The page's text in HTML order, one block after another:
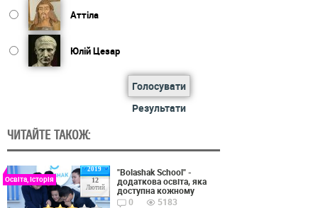
Аттіла
Юлій Цезар
Голосувати
Результати
ЧИТАЙТЕ ТАКОЖ:
2019
12
Лютий
Освіта, Історія
"Bolashak School" -
додаткова освіта, яка
доступна кожному
0
5183